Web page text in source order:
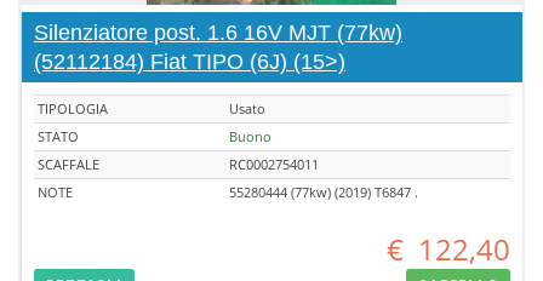
Silenziatore post. 1.6 16V MJT (77kw)
(52112184) Fiat TIPO (6J) (15>)
TIPOLOGIA
Usato
STATO
Buono
SCAFFALE
RC0002754011
NOTE
55280444 (77kw) (2019) T6847 .
€ 122,40